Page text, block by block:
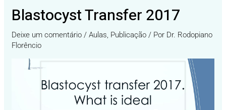
Blastocyst Transfer 2017
Deixe um comentário /Aulas Publicação / Por Dr. Rodopiano
Florêncio